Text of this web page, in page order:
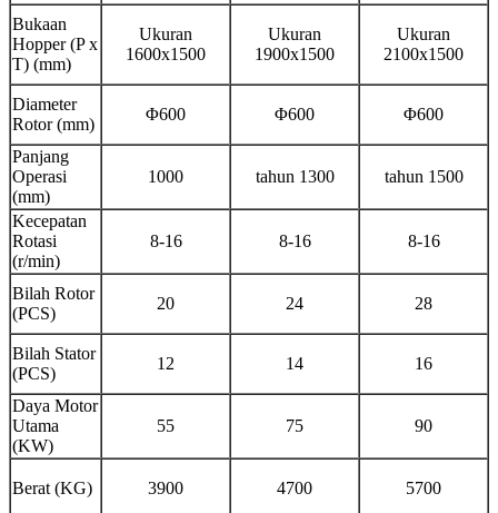
Bukaan
Hopper (P x
T) (mm)
Ukuran
1600x1500
Ukuran
1900x1500
Ukuran
2100x1500
Diameter
Rotor (mm)
Φ600 Φ600 Φ600
Panjang
Operasi
(mm)
1000 tahun 1300 tahun 1500
Kecepatan
Rotasi
(r/min)
8-16 8-16 8-16
Bilah Rotor
(PCS)
20 24 28
Bilah Stator
(PCS)
12 14 16
Daya Motor
Utama
(KW)
55 75 90
Berat (KG) 3900 4700 5700